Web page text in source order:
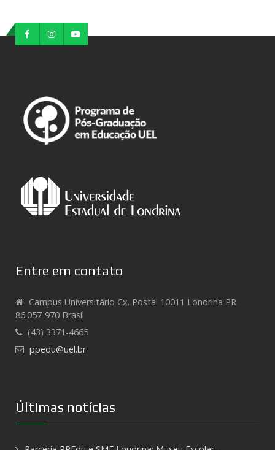
Entre em contato
Campus Universitário Cx. Postal 10011 Londrina PR
86.057-970 Brasil
(43) 3371-4665
ppedu@uel.br
Últimas notícias